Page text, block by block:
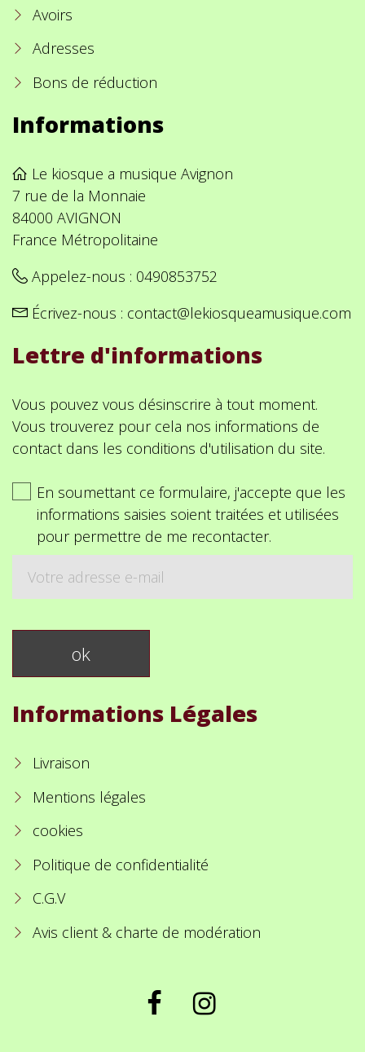
Avoirs
Adresses
Bons de réduction
Informations
Le kiosque a musique Avignon
7 rue de la Monnaie
84000 AVIGNON
France Métropolitaine
Appelez-nous : 0490853752
Écrivez-nous : contact@lekiosqueamusique.com
Lettre d'informations
Vous pouvez vous désinscrire à tout moment.
Vous trouverez pour cela nos informations de
contact dans les conditions d'utilisation du site.
En soumettant ce formulaire, j'accepte que les
informations saisies soient traitées et utilisées
pour permettre de me recontacter.
Informations Légales
Livraison
Mentions légales
cookies
Politique de confidentialité
C.G.V
Avis client & charte de modération